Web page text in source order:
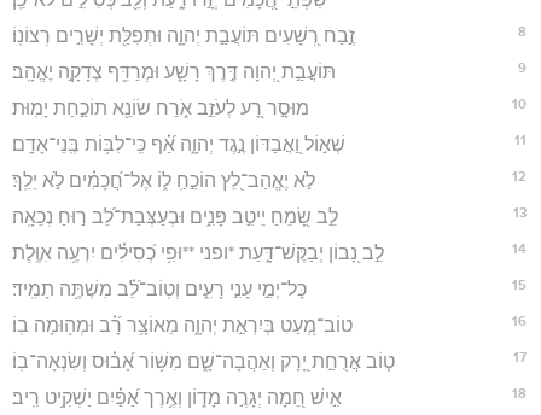
8 זֶ֣בַח רְ֭שָׁעִים תּוֹעֲבַ֣ת יְהוָ֑ה וּתְפִלַּ֖ת יְשָׁרִ֣ים רְצוֹנֽוֹ׃
9 תּוֹעֲבַ֣ת יְ֭הוָה דֶּ֣רֶךְ רָשָׁ֑ע וּמְרַדֵּ֖ף צְדָקָ֣ה יֶאֱהָֽב׃
10 מוּסָ֣ר רָ֭ע לְעֹזֵ֣ב אֹ֑רַח שׂוֹנֵ֖א תוֹכַ֣חַת יָמֽוּת׃
11 שְׁא֣וֹל וַ֭אֲבַדּוֹן נֶ֣גֶד יְהוָ֑ה אַ֝֗ף כִּֽי־לִבּ֥וֹת בְּֽנֵי־אָדָֽם׃
12 לֹ֣א יֶאֱהַב־לֵ֭ץ הוֹכֵ֣חַֽ ל֑וֹ אֶל־חֲ֝כָמִ֗ים לֹ֣א יֵלֵֽךְ׃
13 לֵ֣ב שָׂ֭מֵחַ יֵיטִ֣ב פָּנִ֑ים וּבְעַצְּבַת־לֵ֝ב ר֣וּחַ נְכֵאָֽה׃
14 לֵ֣ב נָ֭בוֹן יְבַקֶּשׁ־דָּ֑עַת *ופני **וּפִ֥י כְ֝סִילִ֗ים יִרְעֶ֥ה אִוֶּֽלֶת׃
15 כָּל־יְמֵ֣י עָנִ֣י רָעִ֑ים וְטֽוֹב־לֵ֝֗ב מִשְׁתֶּ֥ה תָמִֽיד׃
16 טוֹב־מְ֭עַט בְּיִרְאַ֣ת יְהוָ֑ה מֵאוֹצָ֥ר רָ֝֗ב וּמְה֥וּמָה בֽוֹ׃
17 ט֤וֹב אֲרֻחַ֣ת יָ֭רָק וְאַהֲבָה־שָׁ֑ם מִשּׁ֥וֹר אָ֝ב֗וּס וְשִׂנְאָה־בֽוֹ׃
18 אִ֣ישׁ חֵ֭מָה יְגָרֶ֣ה מָד֑וֹן וְאֶ֥רֶך אַ֝פַּ֗יִם יַשְׁקִ֥יט רִֽיב׃